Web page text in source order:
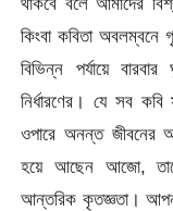
কিংবা কবিতা অবলম্বনে
বিভিন্ন পর্যায়ে
নির্ধারণের। যে সব
ওপারে অনন্ত জীবনের
হয়ে আছেন আজো,
আন্তরিক কৃতজ্ঞতা।